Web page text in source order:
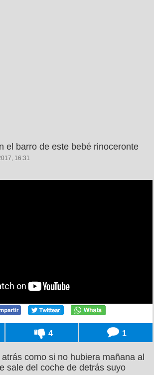
el barro de este bebé rinoceronte
16:31
4 1
como si no hubiera mañana al
sale del coche de detrás suyo